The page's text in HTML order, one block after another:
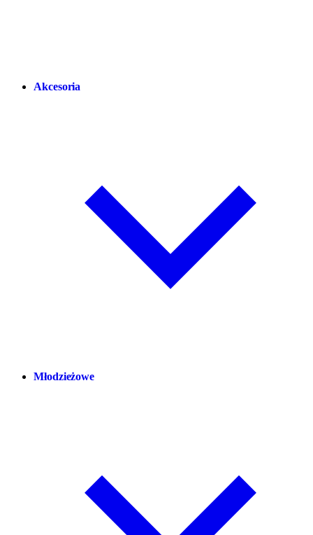
Akcesoria
Młodzieżowe